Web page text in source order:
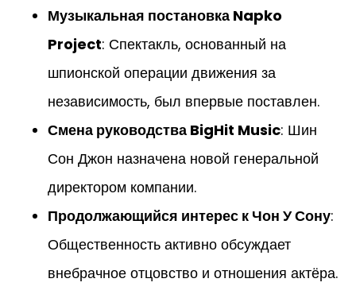
Музыкальная постановка Napko
Project: Спектакль, основанный на
шпионской операции движения за
независимость, был впервые поставлен.
Смена руководства BigHit Music: Шин
Сон Джон назначена новой генеральной
директором компании.
Продолжающийся интерес к Чон У Сону:
Общественность активно обсуждает
внебрачное отцовство и отношения актёра.